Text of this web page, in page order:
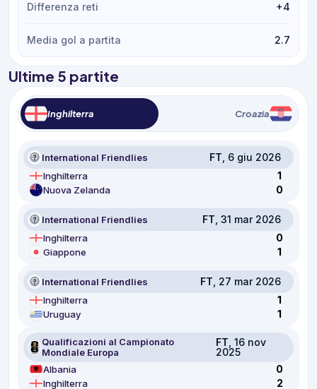
Differenza reti +4
Media gol a partita 2.7
Ultime 5 partite
Inghilterra Croazia
International Friendlies FT , 6 giu 2026
Inghilterra 1
Nuova Zelanda 0
International Friendlies FT , 31 mar 2026
Inghilterra 0
Giappone 1
International Friendlies FT , 27 mar 2026
Inghilterra 1
Uruguay 1
Qualificazioni al Campionato
Mondiale Europa
FT , 16 nov
2025
Albania 0
Inghilterra 2